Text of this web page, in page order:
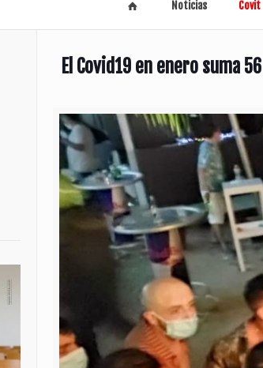
Noticias Covit
El Covid19 en enero suma